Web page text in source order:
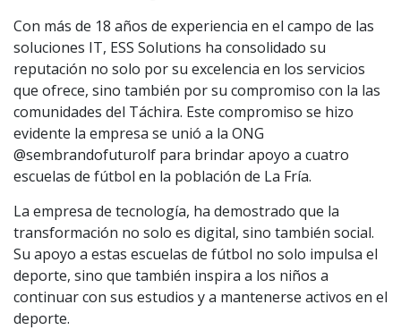
Con más de 18 años de experiencia en el campo de las
soluciones IT, ESS Solutions ha consolidado su
reputación no solo por su excelencia en los servicios
que ofrece, sino también por su compromiso con la las
comunidades del Táchira. Este compromiso se hizo
evidente la empresa se unió a la ONG
@sembrandofuturolf para brindar apoyo a cuatro
escuelas de fútbol en la población de La Fría.
La empresa de tecnología, ha demostrado que la
transformación no solo es digital, sino también social.
Su apoyo a estas escuelas de fútbol no solo impulsa el
deporte, sino que también inspira a los niños a
continuar con sus estudios y a mantenerse activos en el
deporte.